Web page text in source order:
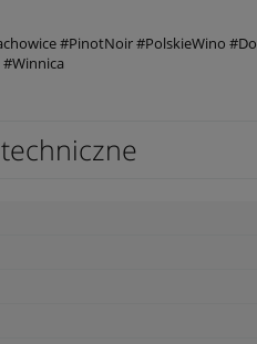
#PinotNoir #PolskieWino